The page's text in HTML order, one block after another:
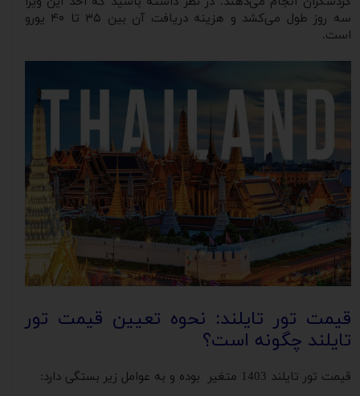
سه روز طول می‌کشد و هزینه دریافت آن بین ۳۵ تا ۴۰ یورو
است.
قیمت تور تایلند: نحوه تعیین قیمت تور
تایلند چگونه است؟
قیمت تور تایلند 1403 متغیر بوده و به عوامل زیر بستگی دارد: